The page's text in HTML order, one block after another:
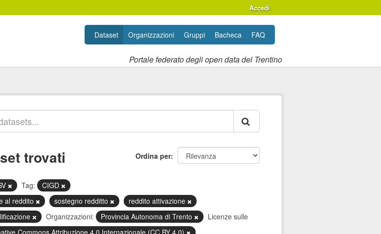
Accedi
Portale federato degli open data del Trentino
Dataset Organizzazioni Gruppi Bacheca FAQ
Ordina per
trovati
Tag:
CIGD
al reddito
sostegno redditto
reddito attivazione
Organizzazioni: Provincia Autonoma di Trento
Licenze sulle
Commons Attribuzione 4.0 Internazionale (CC BY 4.0)